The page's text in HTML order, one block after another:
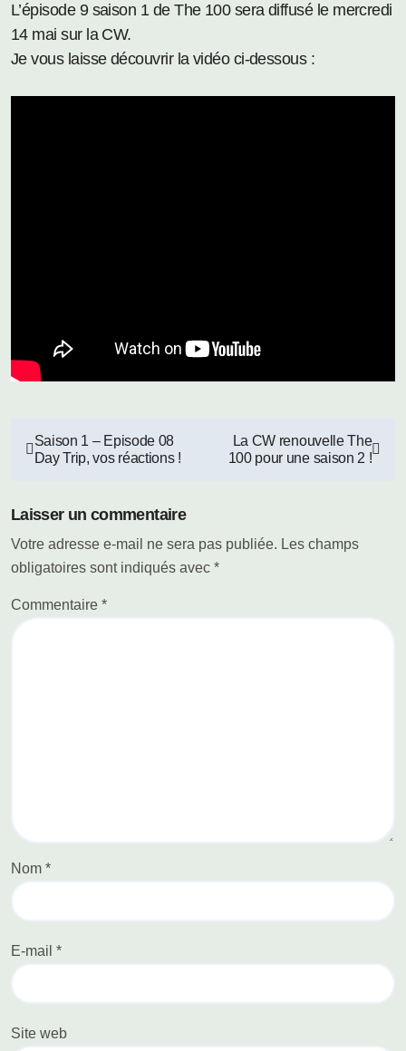
L’épisode 9 saison 1 de The 100 sera diffusé le mercredi
14 mai sur la CW.
Je vous laisse découvrir la vidéo ci-dessous :
Navigation
l’article
Saison 1 – Episode 08
Day Trip, vos réactions !
La CW renouvelle The
100 pour une saison 2 !
Laisser un commentaire
Votre adresse e-mail ne sera pas publiée. Les champs
obligatoires sont indiqués avec *
Commentaire *
Nom *
E-mail *
Site web